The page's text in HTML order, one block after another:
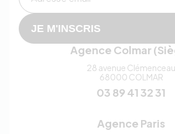
JE M'INSCRIS
Agence Colmar
28 avenue Clémenceau
68000 COLMAR
03 89 41 32 31
Agence Paris